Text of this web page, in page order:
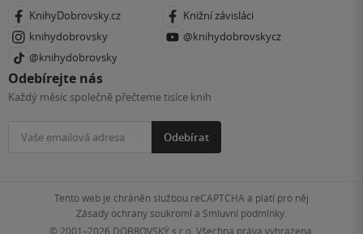
KnihyDobrovsky.cz
Knižní závisláci
knihydobrovsky
@knihydobrovskycz
@knihydobrovsky
Odebírejte nás
Každý měsíc společně přečteme tisíce knih
Odebírat
Tento web je chráněn službou reCAPTCHA a platí pro něj
Zásady ochrany soukromía Smluvní podmínky
© 2001–2026 DOBROVSKÝ s.r.o. Všechna práva vyhrazena.